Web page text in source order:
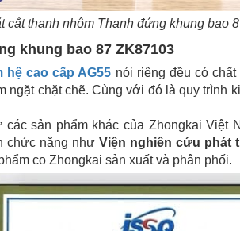
cắt thanh nhôm Thanh đứng khung bao
khung bao 87 ZK87103
hệ cao cấp AG55 nói riêng đều có
ngặt chặt chẽ. Cùng với đó là quy
sản phẩm khác của Zhongkai Việt
chức năng như Viện nghiên cứu phát
co Zhongkai sản xuất và phân phối.